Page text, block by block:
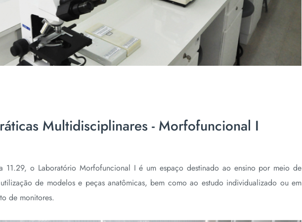
Multidisciplinares - Morfofuncional I
11.29, o Laboratório Morfofuncional I é um espaço destinado ao ensino por meio de
de modelos e peças anatômicas, bem como ao estudo individualizado ou em
de monitores.